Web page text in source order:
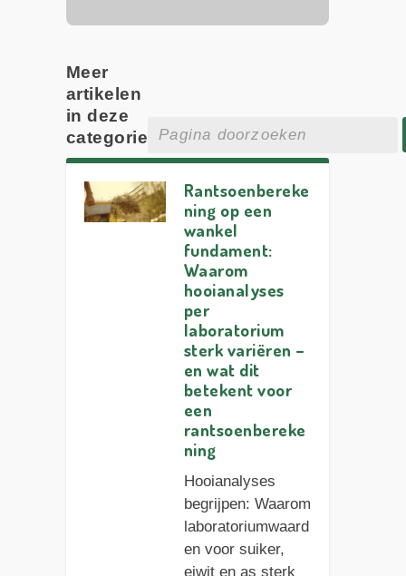
Meer
artikelen
in deze
categorie
Rantsoenbereke
ning op een
wankel
fundament:
Waarom
hooianalyses
per
laboratorium
sterk variëren –
en wat dit
betekent voor
een
rantsoenbereke
ning
Hooianalyses
begrijpen: Waarom
laboratoriumwaard
en voor suiker,
eiwit en as sterk